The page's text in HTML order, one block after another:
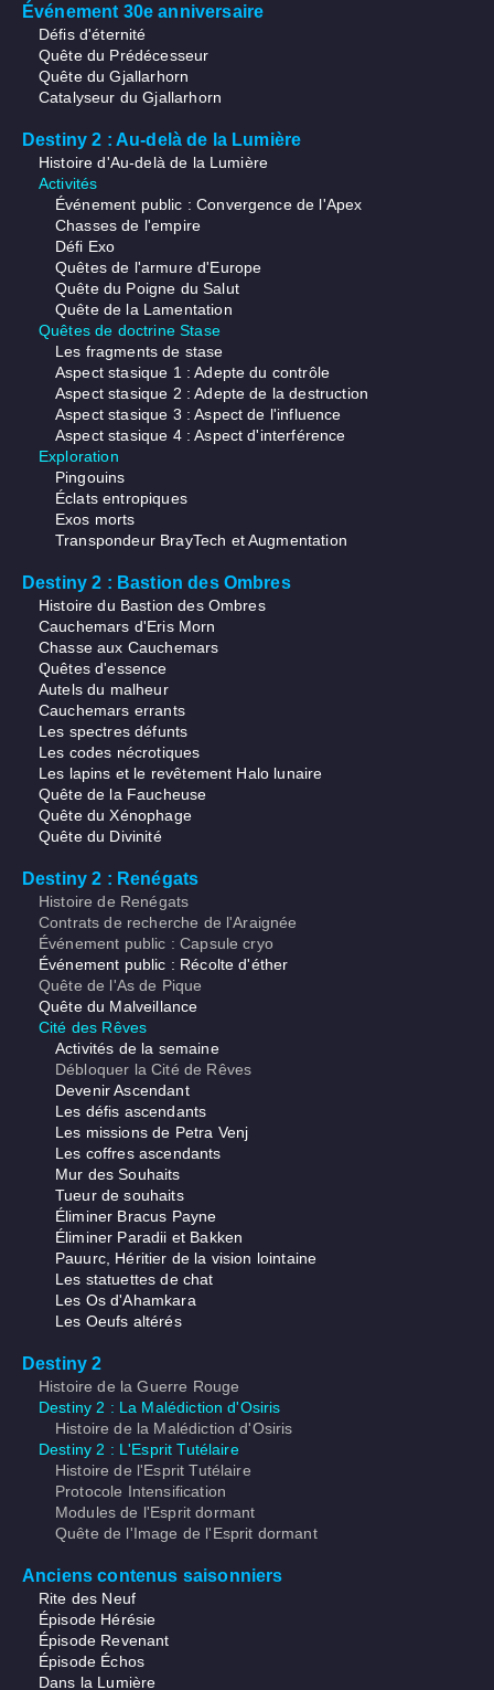
Événement 30e anniversaire
Défis d'éternité
Quête du Prédécesseur
Quête du Gjallarhorn
Catalyseur du Gjallarhorn
Destiny 2 : Au-delà de la Lumière
Histoire d'Au-delà de la Lumière
Activités
Événement public : Convergence de l'Apex
Chasses de l'empire
Défi Exo
Quêtes de l'armure d'Europe
Quête du Poigne du Salut
Quête de la Lamentation
Quêtes de doctrine Stase
Les fragments de stase
Aspect stasique 1 : Adepte du contrôle
Aspect stasique 2 : Adepte de la destruction
Aspect stasique 3 : Aspect de l'influence
Aspect stasique 4 : Aspect d'interférence
Exploration
Pingouins
Éclats entropiques
Exos morts
Transpondeur BrayTech et Augmentation
Destiny 2 : Bastion des Ombres
Histoire du Bastion des Ombres
Cauchemars d'Eris Morn
Chasse aux Cauchemars
Quêtes d'essence
Autels du malheur
Cauchemars errants
Les spectres défunts
Les codes nécrotiques
Les lapins et le revêtement Halo lunaire
Quête de la Faucheuse
Quête du Xénophage
Quête du Divinité
Destiny 2 : Renégats
Histoire de Renégats
Contrats de recherche de l'Araignée
Événement public : Capsule cryo
Événement public : Récolte d'éther
Quête de l'As de Pique
Quête du Malveillance
Cité des Rêves
Activités de la semaine
Débloquer la Cité de Rêves
Devenir Ascendant
Les défis ascendants
Les missions de Petra Venj
Les coffres ascendants
Mur des Souhaits
Tueur de souhaits
Éliminer Bracus Payne
Éliminer Paradii et Bakken
Pauurc, Héritier de la vision lointaine
Les statuettes de chat
Les Os d'Ahamkara
Les Oeufs altérés
Destiny 2
Histoire de la Guerre Rouge
Destiny 2 : La Malédiction d'Osiris
Histoire de la Malédiction d'Osiris
Destiny 2 : L'Esprit Tutélaire
Histoire de l'Esprit Tutélaire
Protocole Intensification
Modules de l'Esprit dormant
Quête de l'Image de l'Esprit dormant
Anciens contenus saisonniers
Rite des Neuf
Épisode Hérésie
Épisode Revenant
Épisode Échos
Dans la Lumière